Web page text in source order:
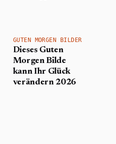
GUTEN MORGEN BILDER
Dieses Guten
Morgen Bilde
kann Ihr Glück
verändern 2026